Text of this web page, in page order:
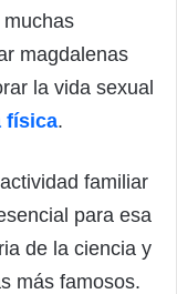
magdalenas
la vida sexual
física.
familiar
para esa
de la ciencia y
más famosos.